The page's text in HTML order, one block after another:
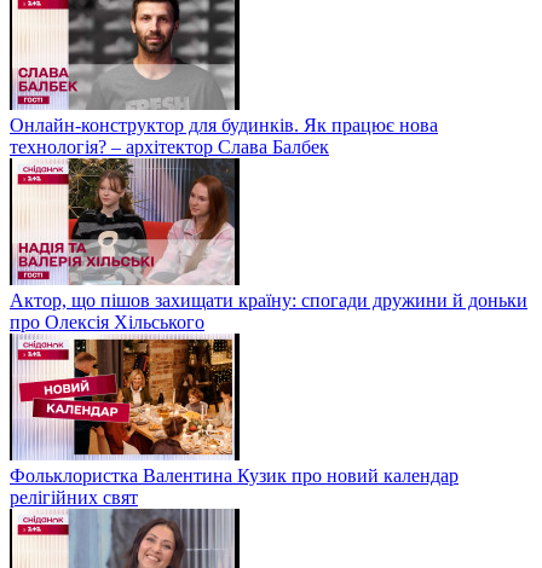
Онлайн-конструктор для будинків. Як працює нова
технологія? – архітектор Слава Балбек
Актор, що пішов захищати країну: спогади дружини й доньки
про Олексія Хільського
Фольклористка Валентина Кузик про новий календар
релігійних свят